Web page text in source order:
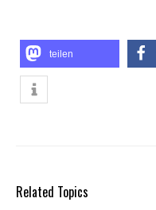
teilen
Related Topics